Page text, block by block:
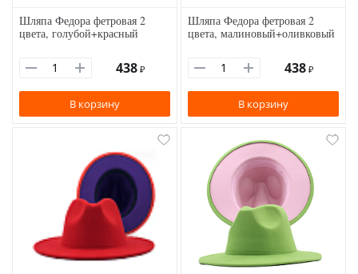
Шляпа Федора фетровая 2
цвета, голубой+красный
438 ₽
В корзину
Шляпа Федора фетровая 2
цвета, малиновый+оливковый
438 ₽
В корзину